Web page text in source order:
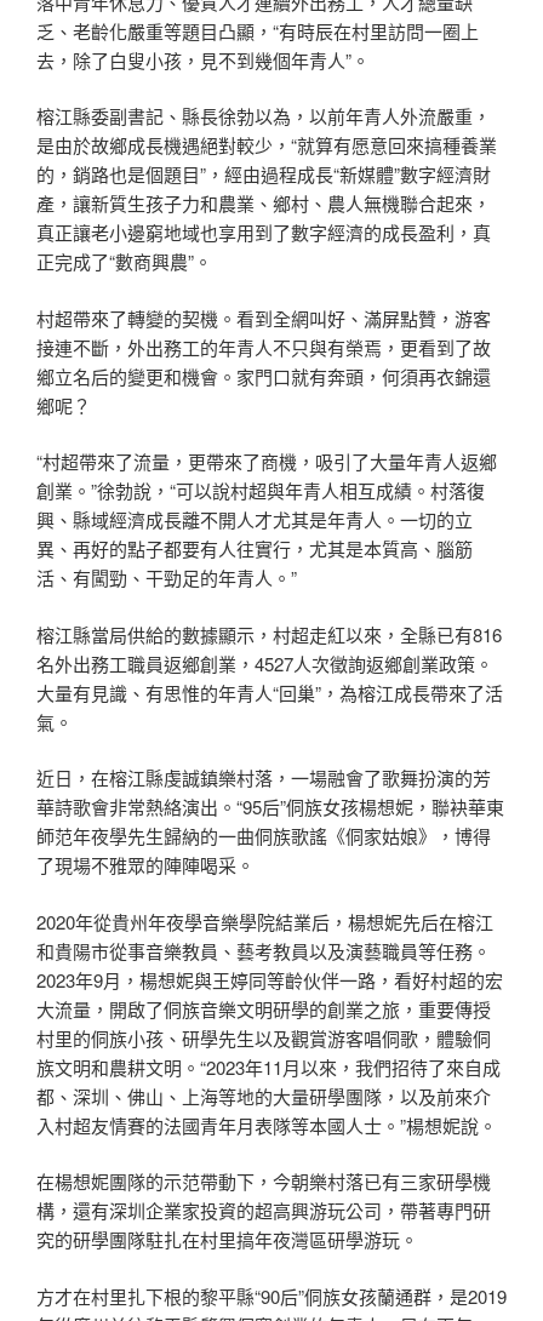
乏、老齡化嚴重等題目凸顯，“有時辰在村里訪問一圈上
去，除了白叟小孩，見不到幾個年青人”。
榕江縣委副書記、縣長徐勃以為，以前年青人外流嚴重，
是由於故鄉成長機遇絕對較少，“就算有愿意回來搞種養業
的，銷路也是個題目”，經由過程成長“新媒體”數字經濟財
產，讓新質生孩子力和農業、鄉村、農人無機聯合起來，
真正讓老小邊窮地域也享用到了數字經濟的成長盈利，真
正完成了“數商興農”。
村超帶來了轉變的契機。看到全網叫好、滿屏點贊，游客
接連不斷，外出務工的年青人不只與有榮焉，更看到了故
鄉立名后的變更和機會。家門口就有奔頭，何須再衣錦還
鄉呢？
“村超帶來了流量，更帶來了商機，吸引了大量年青人返鄉
創業。”徐勃說，“可以說村超與年青人相互成績。村落復
興、縣域經濟成長離不開人才尤其是年青人。一切的立
異、再好的點子都要有人往實行，尤其是本質高、腦筋
活、有闖勁、干勁足的年青人。”
榕江縣當局供給的數據顯示，村超走紅以來，全縣已有816
名外出務工職員返鄉創業，4527人次徵詢返鄉創業政策。
大量有見識、有思惟的年青人“回巢”，為榕江成長帶來了活
氣。
近日，在榕江縣虔誠鎮樂村落，一場融會了歌舞扮演的芳
華詩歌會非常熱絡演出。“95后”侗族女孩楊想妮，聯袂華東
師范年夜學先生歸納的一曲侗族歌謠《侗家姑娘》，博得
了現場不雅眾的陣陣喝采。
2020年從貴州年夜學音樂學院結業后，楊想妮先后在榕江
和貴陽市從事音樂教員、藝考教員以及演藝職員等任務。
2023年9月，楊想妮與王婷同等齡伙伴一路，看好村超的宏
大流量，開啟了侗族音樂文明研學的創業之旅，重要傳授
村里的侗族小孩、研學先生以及觀賞游客唱侗歌，體驗侗
族文明和農耕文明。“2023年11月以來，我們招待了來自成
都、深圳、佛山、上海等地的大量研學團隊，以及前來介
入村超友情賽的法國青年月表隊等本國人士。”楊想妮說。
在楊想妮團隊的示范帶動下，今朝樂村落已有三家研學機
構，還有深圳企業家投資的超高興游玩公司，帶著專門研
究的研學團隊駐扎在村里搞年夜灣區研學游玩。
方才在村里扎下根的黎平縣“90后”侗族女孩蘭通群，是2019